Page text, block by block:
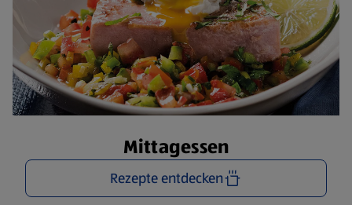
Mittagessen
Rezepte entdecken